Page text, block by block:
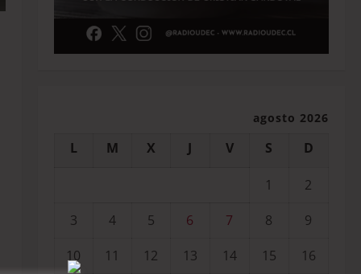
agosto 2026
L M X J V S D
1
2
3
4 5 6 7 8
9
10
11 12 13 14 15
16